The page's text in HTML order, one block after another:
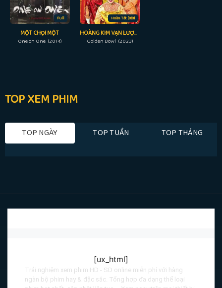
Full
MỘT CHỌI MỘT
One on One (2014)
Hoàn Tất (8/8)
HOÀNG KIM VẠN LƯỢNG
Golden Bowl (2023)
TOP XEM PHIM
TOP NGÀY TOP TUẦN TOP THÁNG